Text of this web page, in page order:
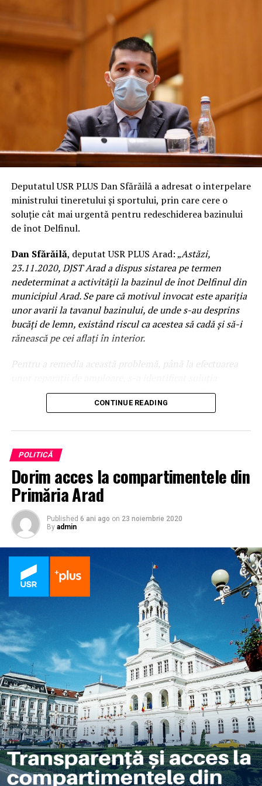
Deputatul USR PLUS Dan Sfărăilă a adresat o interpelare
ministrului tineretului și sportului, prin care cere o
soluție cât mai urgentă pentru redeschiderea bazinului
de înot Delfinul.
Dan Sfărăilă, deputat USR PLUS Arad: „Astăzi,
23.11.2020, DJST Arad a dispus sistarea pe termen
nedeterminat a activității la bazinul de înot Delfinul din
municipiul Arad. Se pare că motivul invocat este apariția
unor avarii la tavanul bazinului, de unde s-au desprins
bucăți de lemn, existând riscul ca acestea să cadă și să-i
rănească pe cei aflați în interior.
Pentru a remedia această problemă, până la efectuarea
amplasării unor plase de protecție, care au și fost
montate, parțial. Din păcate, lucrarea nu a fost terminată,
Printre utilizatorii bazinului Delfinul sunt trei cluburi
sportive, la care activează în jur de 500 de sportivi,
majoritatea copii și juniori. Aceștia nu mai au acum
posibilitatea de a se antrena, cel de-al doilea bazin din
municipiul Arad fiind și el închis, pentru reparații, de
aproximativ jumătate de an.
Având în vedere cele de mai sus, am solicitat domnului
ministru să-mi comunice când estimează că se va
redeschide bazinul de înot Delfinul și care sunt măsurile
pe care ministerul, în calitate de administrator, le va lua
pentru remedierea problemelor respectivei baze
sportive?
CONTINUE READING
POLITICĂ
Dorim acces la compartimentele din
Primăria Arad
Published 6 ani ago on 23 noiembrie 2020
By admin